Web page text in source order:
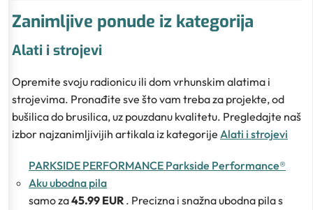
Zanimljive ponude iz kategorija
Alati i strojevi
Opremite svoju radionicu ili dom vrhunskim alatima i
strojevima. Pronađite sve što vam treba za projekte, od
bušilica do brusilica, uz pouzdanu kvalitetu. Pregledajte naš
izbor najzanimljivijih artikala iz kategorije Alati i strojevi
PARKSIDE PERFORMANCE Parkside Performance®
Aku ubodna pila
samo za45.99 EUR . Precizna i snažna ubodna pila s